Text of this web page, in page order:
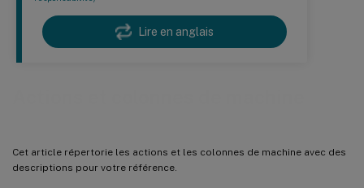
Lire en anglais
Cet article répertorie les actions et les colonnes de machine avec des
descriptions pour votre référence.